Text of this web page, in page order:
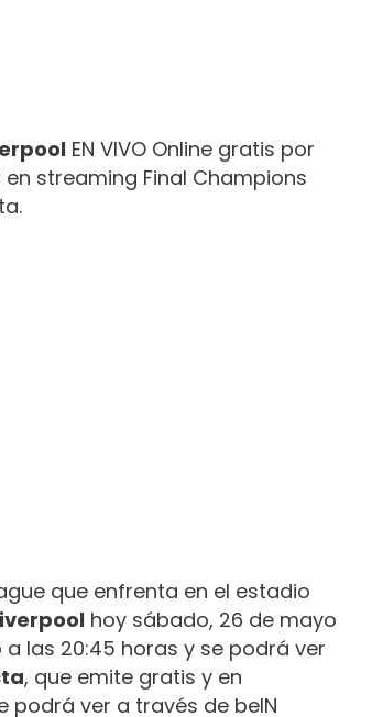
EN VIVO Online gratis por
streaming Final Champions
que enfrenta en el estadio
hoy sábado, 26 de mayo
a las 20:45 horas y se podrá ver
, que emite gratis y en
podrá ver a través de beIN